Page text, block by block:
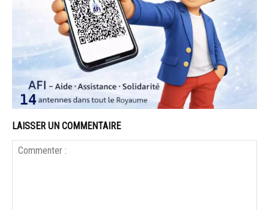
LAISSER UN COMMENTAIRE